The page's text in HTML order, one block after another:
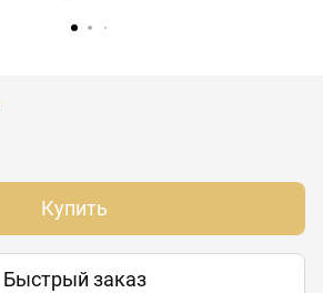
Купить
Быстрый заказ